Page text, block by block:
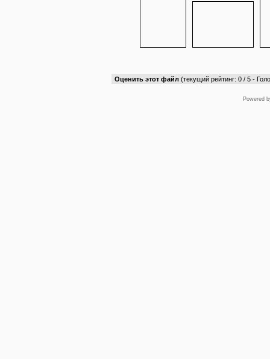
Оценить этот файл (текущий рейтинг: 0 / 5 -
Powered